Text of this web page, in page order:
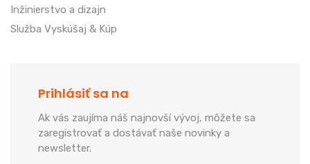
Inžinierstvo a dizajn
Služba Vyskúšaj & Kúp
Prihlásiť sa na
Ak vás zaujíma náš najnovší vývoj, môžete sa
zaregistrovať a dostávať naše novinky a
newsletter.